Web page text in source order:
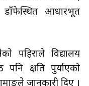
नेप्का गाउँमा गए
आधारभूत
पहिराले विद्यालय
क्षति पुर्याएको